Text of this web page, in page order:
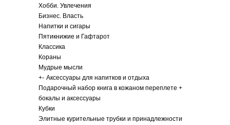
Хобби. Увлечения
Бизнес. Власть
Напитки и сигары
Пятикнижие и Гафтарот
Классика
Кораны
Мудрые мысли
+- Аксессуары для напитков и отдыха
Подарочный набор книга в кожаном переплете +
бокалы и аксессуары
Кубки
Элитные курительные трубки и принадлежности